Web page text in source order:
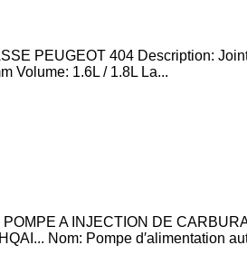
PEUGEOT 404 Description:
Volume: 1.6L / 1.8L La...
A INJECTION DE
Nom: Pompe d′alimentation